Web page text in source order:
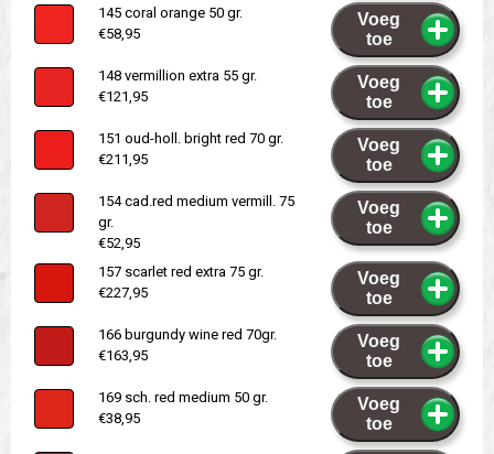
145 coral orange 50 gr.
€58,95
Voeg
toe
148 vermillion extra 55 gr.
€121,95
Voeg
toe
151 oud-holl. bright red 70 gr.
€211,95
Voeg
toe
154 cad.red medium vermill. 75
gr.
€52,95
Voeg
toe
157 scarlet red extra 75 gr.
€227,95
Voeg
toe
166 burgundy wine red 70gr.
€163,95
Voeg
toe
169 sch. red medium 50 gr.
€38,95
Voeg
toe